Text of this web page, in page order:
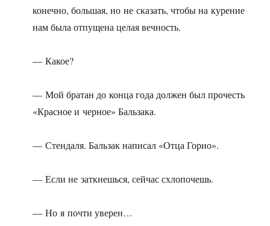
конечно, большая, но не сказать, чтобы на курение
нам была отпущена целая вечность.
— Какое?
— Мой братан до конца года должен был прочесть
«Красное и черное» Бальзака.
— Стендаля. Бальзак написал «Отца Горио».
— Если не заткнешься, сейчас схлопочешь.
— Но я почти уверен…